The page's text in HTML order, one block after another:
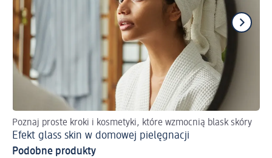
Poznaj proste kroki i kosmetyki, które wzmocnią blask skóry
Efekt glass skin w domowej pielęgnacji
Podobne produkty